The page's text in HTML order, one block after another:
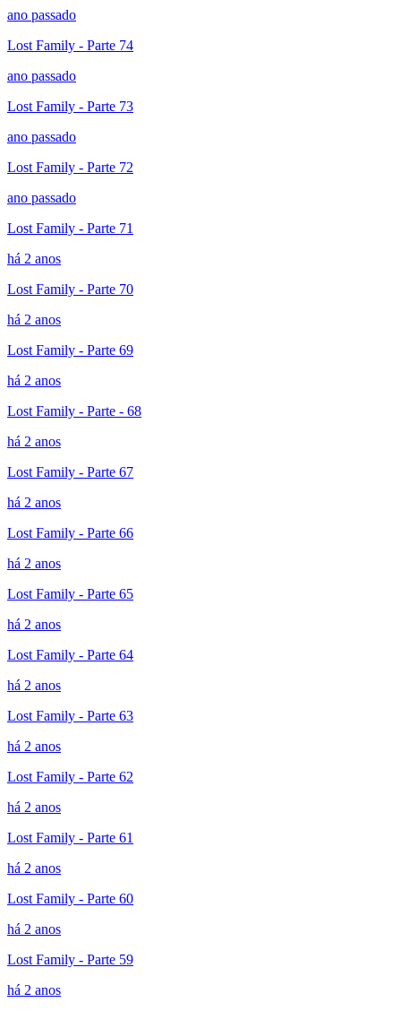
ano passado
Lost Family - Parte 74
ano passado
Lost Family - Parte 73
ano passado
Lost Family - Parte 72
ano passado
Lost Family - Parte 71
há 2 anos
Lost Family - Parte 70
há 2 anos
Lost Family - Parte 69
há 2 anos
Lost Family - Parte - 68
há 2 anos
Lost Family - Parte 67
há 2 anos
Lost Family - Parte 66
há 2 anos
Lost Family - Parte 65
há 2 anos
Lost Family - Parte 64
há 2 anos
Lost Family - Parte 63
há 2 anos
Lost Family - Parte 62
há 2 anos
Lost Family - Parte 61
há 2 anos
Lost Family - Parte 60
há 2 anos
Lost Family - Parte 59
há 2 anos